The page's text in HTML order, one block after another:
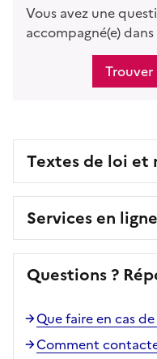
Vous avez une
accompagné(e)
Textes de loi et
Services en
Questions ?
Que faire en cas
Comment